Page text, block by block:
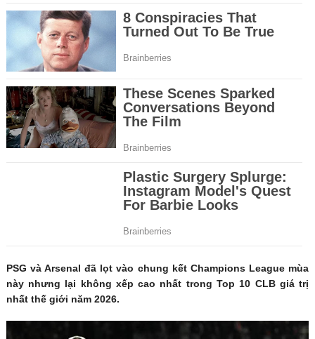
PSG và Arsenal đã lọt vào chung kết Champions League mùa
này nhưng lại không xếp cao nhất trong Top 10 CLB giá trị
nhất thế giới năm 2026.